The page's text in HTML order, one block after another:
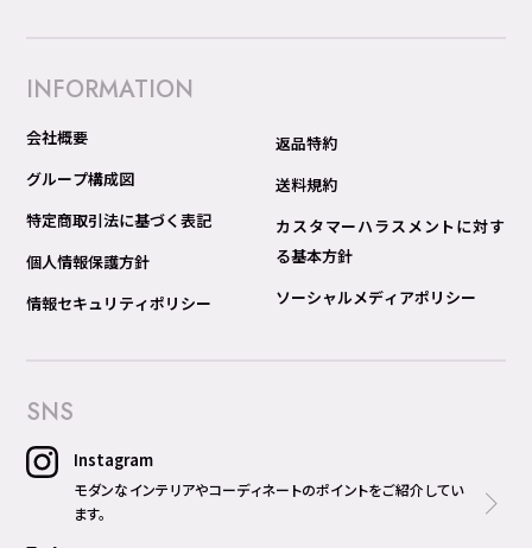
INFORMATION
会社概要
グループ構成図
特定商取引法に基づく表記
個人情報保護方針
情報セキュリティポリシー
返品特約
送料規約
カスタマーハラスメントに対す
る基本方針
ソーシャルメディアポリシー
SNS
Instagram
モダンなインテリアやコーディネートのポイントをご紹介してい
ます。